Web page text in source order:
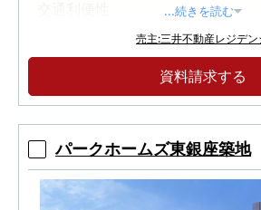
大規模再開発が進む、日本橋
伝統×モダン 日本橋の美意識薫
...続きを読む
売主:三井不動産レジデ
資料請求する
パークホームズ東銀座築地